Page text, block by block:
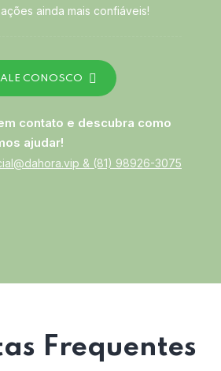
ainda mais confiáveis!
CONOSCO
contato e descubra como
ajudar!
& (81) 98926-3075
Frequentes